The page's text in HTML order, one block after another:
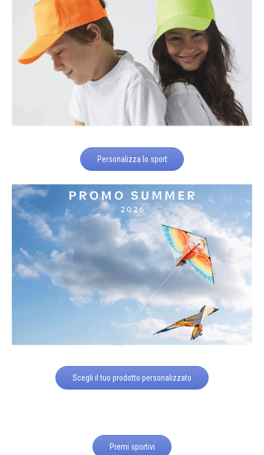
Personalizza lo sport
Scegli il tuo prodotto personalizzato
Premi sportivi